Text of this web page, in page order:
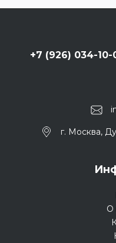
+7 (926) 034-10-
г. Москва,
О